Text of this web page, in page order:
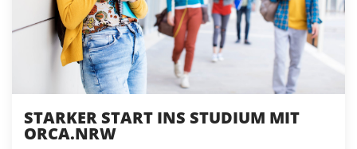
STARKER START INS STUDIUM MIT
ORCA.NRW